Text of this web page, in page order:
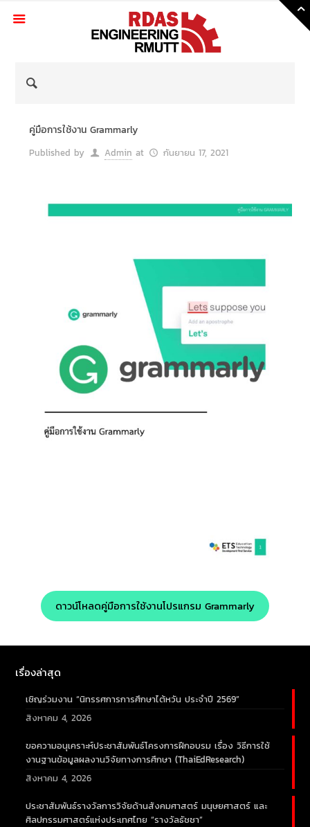
คู่มือการใช้งาน Grammarly
Published by Admin at กันยายน 17, 2021
ดาวน์โหลดคู่มือการใช้งานโปรแกรม Grammarly
เรื่องล่าสุด
เชิญร่วมงาน “นิทรรศการการศึกษาไต้หวัน ประจำปี 2569”
สิงหาคม 4, 2026
ขอความอนุเคราะห์ประชาสัมพันธ์โครงการฝึกอบรม เรื่อง วิธีการใช้
งานฐานข้อมูลผลงานวิจัยทางการศึกษา (ThaiEdResearch)
สิงหาคม 4, 2026
ประชาสัมพันธ์รางวัลการวิจัยด้านสังคมศาสตร์ มนุษยศาสตร์ และ
ศิลปกรรมศาสตร์แห่งประเทศไทย “รางวัลธัชชา”